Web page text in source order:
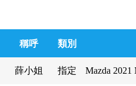
稱呼 類別
薛小姐 指定 Mazda 2021